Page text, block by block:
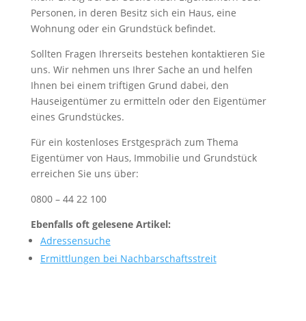
Personen, in deren Besitz sich ein Haus, eine
Wohnung oder ein Grundstück befindet.
Sollten Fragen Ihrerseits bestehen kontaktieren Sie
uns. Wir nehmen uns Ihrer Sache an und helfen
Ihnen bei einem triftigen Grund dabei, den
Hauseigentümer zu ermitteln oder den Eigentümer
eines Grundstückes.
Für ein kostenloses Erstgespräch zum Thema
Eigentümer von Haus, Immobilie und Grundstück
erreichen Sie uns über:
0800 – 44 22 100
Ebenfalls oft gelesene Artikel:
Adressensuche
Ermittlungen bei Nachbarschaftsstreit